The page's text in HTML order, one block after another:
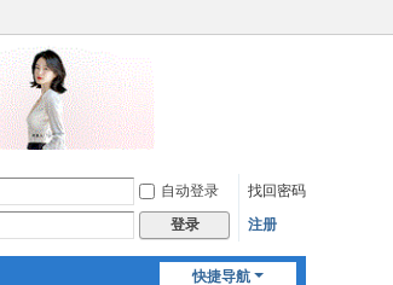
自动登录
找回密码
登录 注册
快捷导航